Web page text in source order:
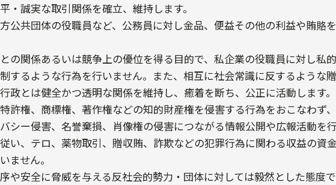
・誠実な取引関係を確立、維持します。
公共団体の役職員など、公務員に対し金品、便益その他の利益や賄賂
の関係あるいは競争上の優位を得る目的で、私企業の役職員に対し私
するような行為を行いません。また、相互に社会常識に反するような
政とは健全かつ透明な関係を維持し、癒着を断ち、公正に活動します。
許権、商標権、著作権などの知的財産権を侵害する行為をおこなわず
シー侵害、名誉棄損、肖像権の侵害につながる情報公開や広報活動を行
い、テロ、薬物取引、贈収賄、詐欺などの犯罪行為に関わる収益の資
ません。
や安全に脅威を与える反社会的勢力・団体に対しては毅然とした態度